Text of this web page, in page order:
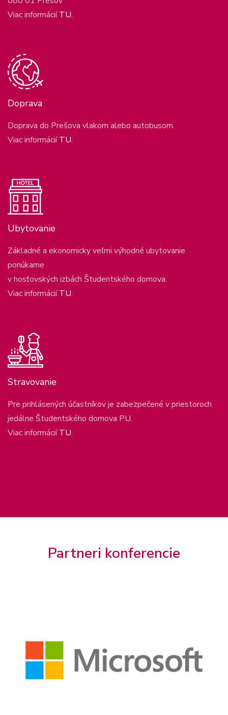
Viac informáciíTU.
Doprava
Doprava do Prešova vlakom alebo autobusom.
Viac informáciíTU.
Ubytovanie
Základné a ekonomicky veľmi výhodné ubytovanie
ponúkame
v hosťovských izbách Študentského domova.
Viac informáciíTU.
Stravovanie
Pre prihlásených účastníkov je zabezpečené v priestoroch
jedálne Študentského domova PU.
Viac informáciíTU.
Partneri konferencie